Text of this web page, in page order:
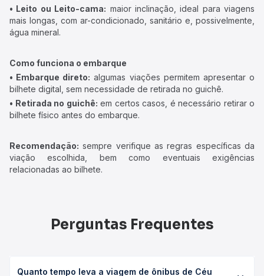
• Leito ou Leito-cama: maior inclinação, ideal para viagens
mais longas, com ar-condicionado, sanitário e, possivelmente,
água mineral.
Como funciona o embarque
• Embarque direto: algumas viações permitem apresentar o
bilhete digital, sem necessidade de retirada no guichê.
• Retirada no guichê: em certos casos, é necessário retirar o
bilhete físico antes do embarque.
Recomendação: sempre verifique as regras específicas da
viação escolhida, bem como eventuais exigências
relacionadas ao bilhete.
Perguntas Frequentes
Quanto tempo leva a viagem de ônibus de Céu